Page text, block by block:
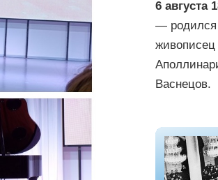
6 августа
— родился
живописец
Васнецов.